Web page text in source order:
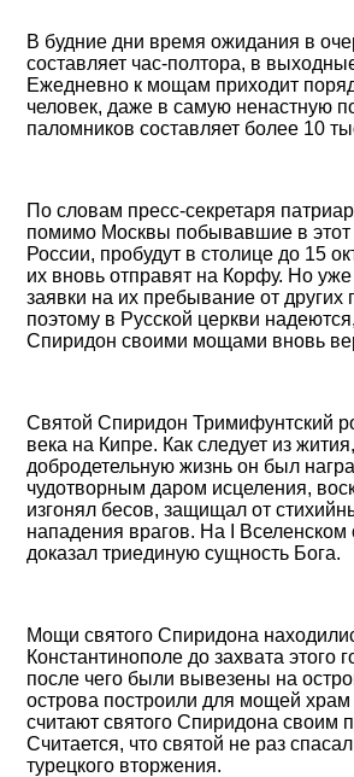
В будние дни время ожидания в
составляет час-полтора, в
Ежедневно к мощам приходит
человек, даже в самую ненастную
паломников составляет более 10
По словам пресс-секретаря
помимо Москвы побывавшие в этот
России, пробудут в столице до 15
их вновь отправят на Корфу. Но
заявки на их пребывание от других
поэтому в Русской церкви
Спиридон своими мощами вновь
Святой Спиридон Тримифунтский
века на Кипре. Как следует из
добродетельную жизнь он был
чудотворным даром исцеления,
изгонял бесов, защищал от
нападения врагов. На I Вселенском
доказал триединую сущность Бога.
Мощи святого Спиридона
Константинополе до захвата этого
после чего были вывезены на
острова построили для мощей храм
считают святого Спиридона своим
Считается, что святой не раз
турецкого вторжения.